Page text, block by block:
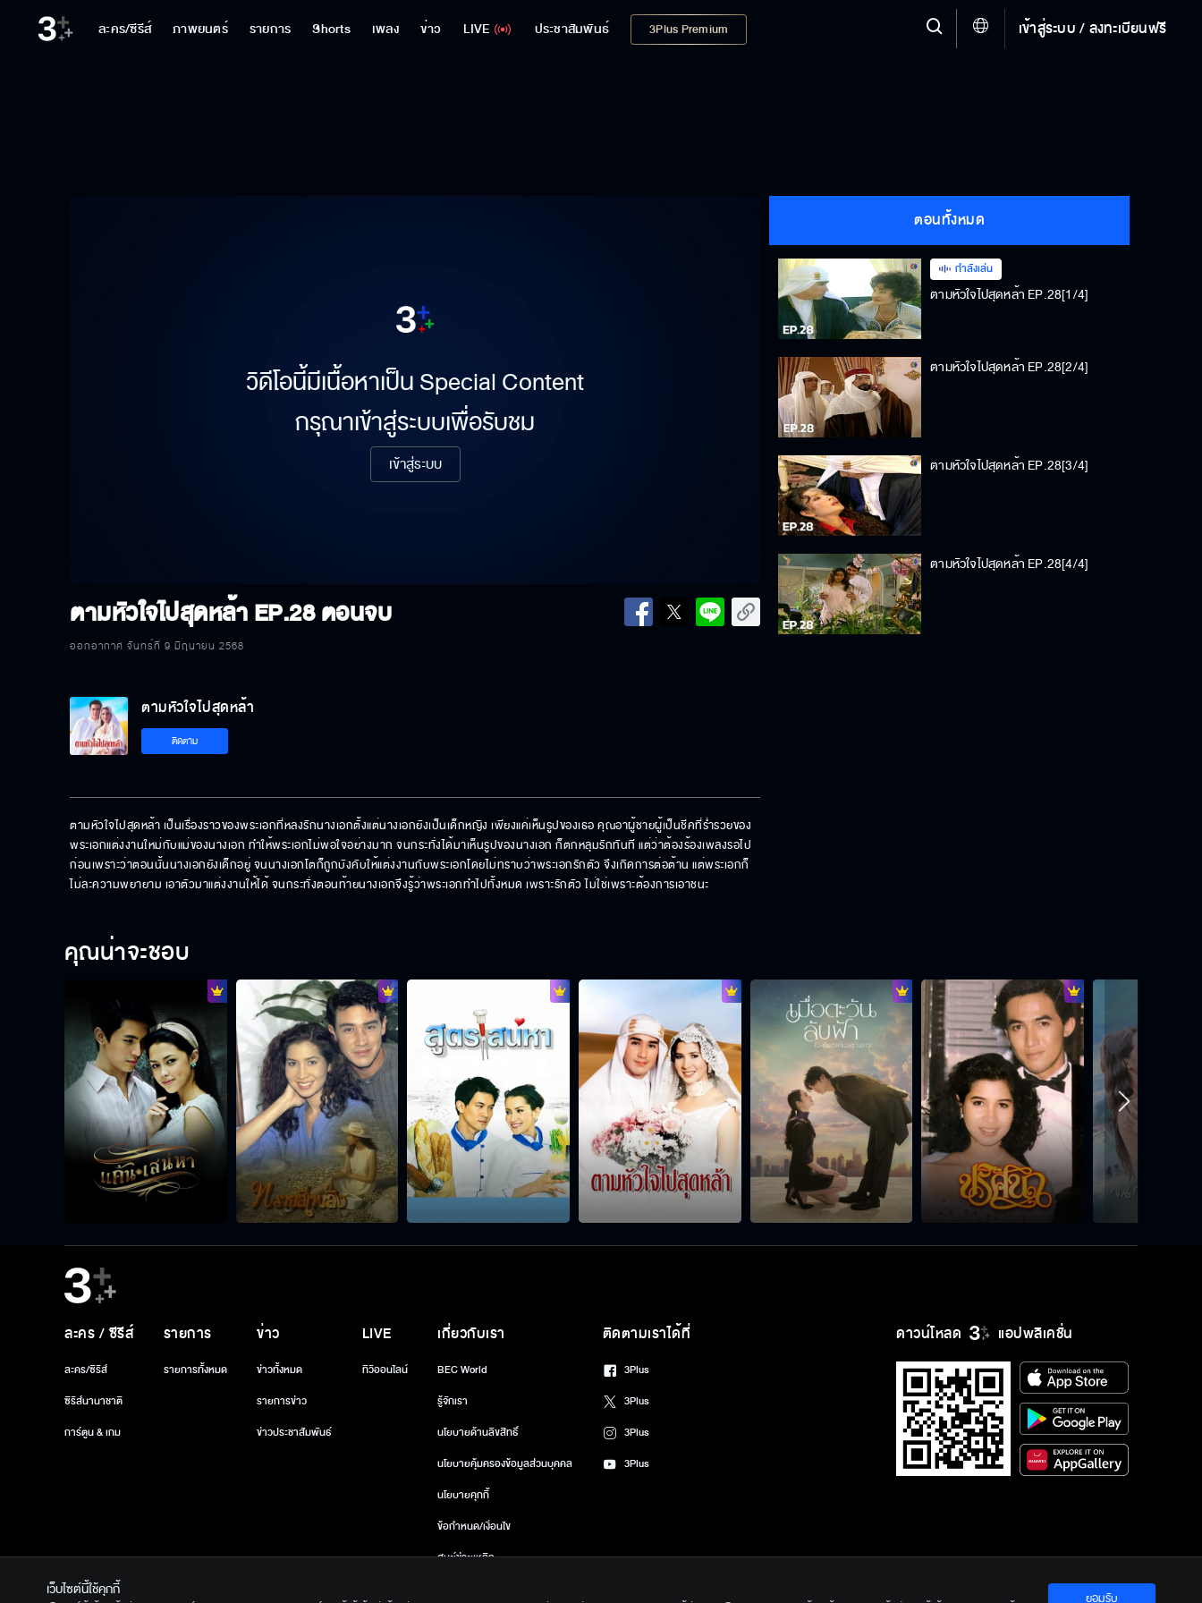
ละคร/ซีรีส์ ภาพยนตร์ รายการ Shorts เพลง ข่าว LIVE ประชาสัมพันธ์ 3Plus Premium เข้าสู่ระบบ / ลงทะเบียนฟรี
วิดีโอนี้มีเนื้อหาเป็น Special Content
กรุณาเข้าสู่ระบบเพื่อรับชม
เข้าสู่ระบบ
ตามหัวใจไปสุดหล้าEP.28 ตอนจบ
ออกอากาศ จันทร์ที่ 9 มิถุนายน 2568
ตอนทั้งหมด
กำลังเล่น
ตามหัวใจไปสุดหล้า EP.28[1/4]
ตามหัวใจไปสุดหล้า EP.28[2/4]
ตามหัวใจไปสุดหล้า EP.28[3/4]
ตามหัวใจไปสุดหล้า EP.28[4/4]
ตามหัวใจไปสุดหล้า
ติดตาม
ตามหัวใจไปสุดหล้า เป็นเรื่องราวของพระเอกที่หลงรักนางเอกตั้งแต่นางเอกยังเป็นเด็กหญิง เพียงแค่เห็นรูปของเธอ คุณอาผู้ชายผู้เป็นชีคที่ร่ำรวยของ
พระเอกแต่งงานใหม่กับแม่ของนางเอก ทำให้พระเอกไม่พอใจอย่างมาก จนกระทั่งได้มาเห็นรูปของนางเอก ก็ตกหลุมรักทันที แต่ว่าต้องร้องเพลงรอไป
ก่อนเพราะว่าตอนนั้นนางเอกยังเด็กอยู่ จนนางเอกโตก็ถูกบังคับให้แต่งงานกับพระเอกโดยไม่ทราบว่าพระเอกรักตัว จึงเกิดการต่อต้าน แต่พระเอกก็
ไม่ละความพยายาม เอาตัวมาแต่งงานให้ได้ จนกระทั่งตอนท้ายนางเอกจึงรู้ว่าพระเอกทำไปทั้งหมด เพราะรักตัว ไม่ใช่เพราะต้องการเอาชนะ
คุณน่าจะชอบ
ดาวน์โหลด แอปพลิเคชั่น
ละคร / ซีรีส์
ละคร/ซีรีส์
ซีรีส์นานาชาติ
การ์ตูน & เกม
รายการ
รายการทั้งหมด
ข่าว
ข่าวทั้งหมด
รายการข่าว
ข่าวประชาสัมพันธ์
LIVE
ทีวีออนไลน์
เกี่ยวกับเรา
BEC World
รู้จักเรา
นโยบายด้านลิขสิทธิ์
นโยบายคุ้มครองข้อมูลส่วนบุคคล
นโยบายคุกกี้
ข้อกำหนด/เงื่อนไข
ศูนย์ช่วยเหลือ
ติดตามเราได้ที่
3Plus
3Plus
3Plus
3Plus
เว็บไซต์นี้ใช้คุกกี้ ยอมรับ